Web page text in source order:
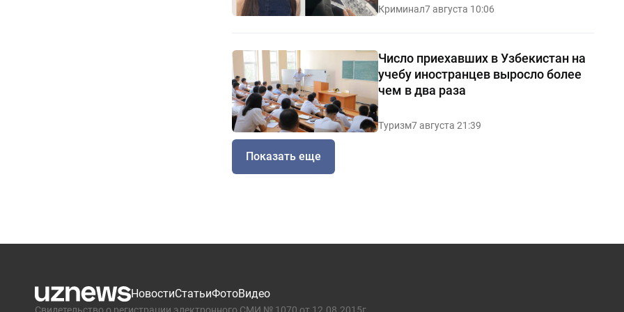
Криминал7 августа 10:06
Число приехавших в Узбекистан на
учебу иностранцев выросло более
чем в два раза
Туризм7 августа 21:39
Показать еще
НовостиСтатьиФотоВидео